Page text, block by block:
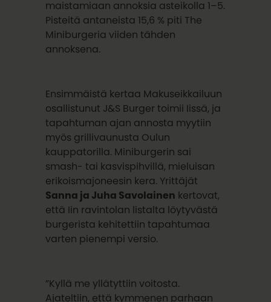
maistamiaan annoksia asteikolla 1–5.
Pisteitä antaneista 15,6 % piti The
Miniburgeria viiden tähden
annoksena.
Ensimmäistä kertaa Makuseikkailuun
osallistunut J&S Burger toimii Iissä, ja
tapahtuman ajan annosta myytiin
myös grillivaunusta Oulun
kauppatorilla. Miniburgerin sai
smash- tai kasvispihvillä, mieluisan
erikoismajoneesin kera. Yrittäjät
Sanna ja Juha Savolainen kertovat,
että Iin ravintolan listalta löytyvästä
burgerista kehitettiin tapahtumaa
varten pienempi versio.
”Kyllä me yllätyttiin voitosta.
Ajateltiin, että kymmenen parhaan